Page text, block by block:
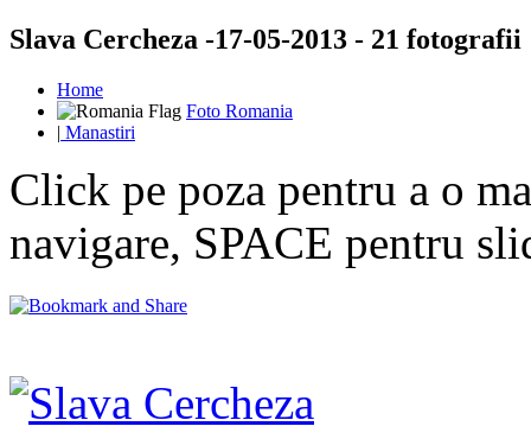
Slava Cercheza -17-05-2013 - 21 fotografii
Home
Foto Romania
| Manastiri
Click pe poza pentru a o
navigare, SPACE pentru